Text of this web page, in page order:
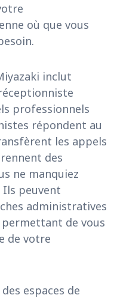
où que vous
inclut
professionnels
répondent au
les appels
des
ne manquiez
peuvent
administratives
de vous
de votre
espaces de